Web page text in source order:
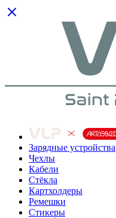
Зарядные устройства
Чехлы
Кабели
Cтёкла
Картхолдеры
Ремешки
Стикеры